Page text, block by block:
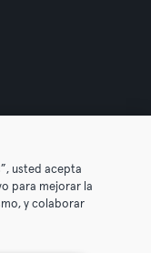
ici
usted acepta
para mejorar la
y colaborar